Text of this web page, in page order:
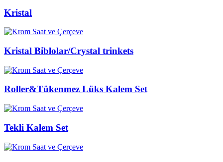
Kristal
Kristal Biblolar/Crystal trinkets
Roller&Tükenmez Lüks Kalem Set
Tekli Kalem Set